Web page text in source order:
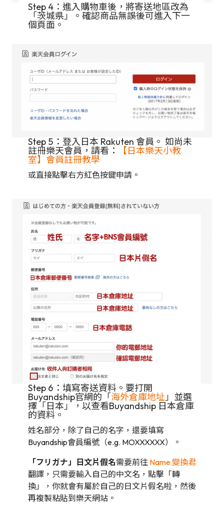
Step 4：進入購物車後，將寄送地區改為
「茨城県」。確認商品無誤後可進入下一
個頁面。
Step 5：登入日本 Rakuten 會員。 如尚未
註冊樂天會員，請看： 【日本樂天小教
室】會員註冊教學
或直接點擊右方紅色按鍵申請。
Step 6：填寫寄送資料。要打開
Buyandship官網的「海外倉庫地址」並選
擇「日本」，以查看Buyandship 日本倉庫
的資料。
姓名部分，除了自己的名字，還要填寫
Buyandship會員編號（e.g. MOXXXXXX）。
「フリガナ」日文片假名需要前往 Name 變換君
翻譯，只需要輸入自己的中文名，點擊「轉
換」，你就會有屬於自己的日文片假名啦，然後
再複製粘貼到樂天網站。